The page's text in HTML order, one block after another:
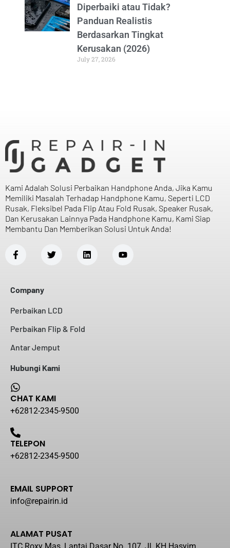
Diperbaiki atau Tidak?
Panduan Realistis
Berdasarkan Tingkat
Kerusakan (2026)
July 27, 2026
Kami Adalah Solusi Perbaikan Handphone Anda, Jika Kamu
Memiliki Masalah Terhadap Handphone Kamu, Seperti LCD
Rusak, Fleksibel Pada Flip Atau Fold Rusak, Speaker Rusak,
Dan Kerusakan Lainnya Pada Handphone Kamu, Kami Siap
Membantu Dan Memberikan Solusi Untuk Anda!
Company
Perbaikan LCD
Perbaikan Flip & Fold
Antar Jemput
Hubungi Kami
CHAT KAMI
+62812-2345-9500
TELEPON
+62812-2345-9500
EMAIL SUPPORT
info@repairin.id
ALAMAT PUSAT